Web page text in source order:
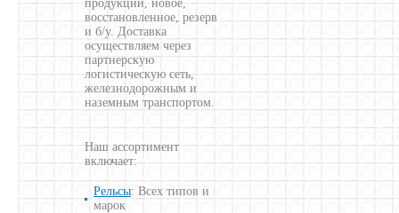
продукции, новое,
восстановленное, резерв
и б/у. Доставка
осуществляем через
партнерскую
логистическую сеть,
железнодорожным и
наземным транспортом.
Наш ассортимент
включает:
Рельсы: Всех типов и
марок